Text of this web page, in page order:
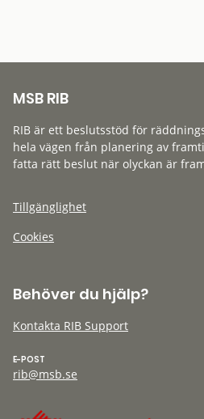
MSB RIB
RIB är ett beslutsstöd för
hela vägen från planering av
fatta rätt beslut när olyckan är
Tillgänglighet
Cookies
Behöver du hjälp?
Kontakta RIB Support
E-POST
rib@msb.se